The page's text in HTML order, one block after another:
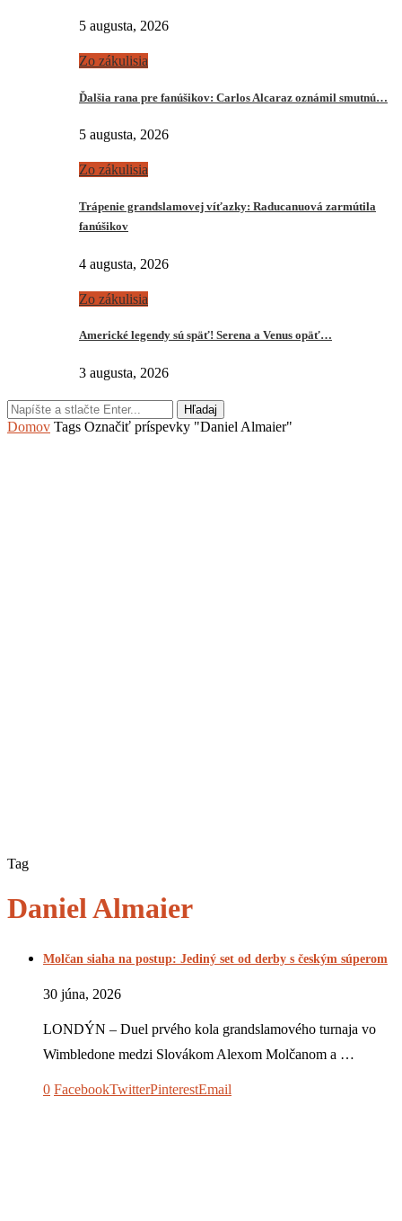
5 augusta, 2026
Zo zákulisia
Ďalšia rana pre fanúšikov: Carlos Alcaraz oznámil smutnú…
5 augusta, 2026
Zo zákulisia
Trápenie grandslamovej víťazky: Raducanuová zarmútila
fanúšikov
4 augusta, 2026
Zo zákulisia
Americké legendy sú späť! Serena a Venus opäť…
3 augusta, 2026
Hľadaj
Domov Tags Označiť príspevky "Daniel Almaier"
Tag
Daniel Almaier
Molčan siaha na postup: Jediný set od derby s českým súperom
30 júna, 2026
LONDÝN – Duel prvého kola grandslamového turnaja vo
Wimbledone medzi Slovákom Alexom Molčanom a …
0 FacebookTwitterPinterestEmail